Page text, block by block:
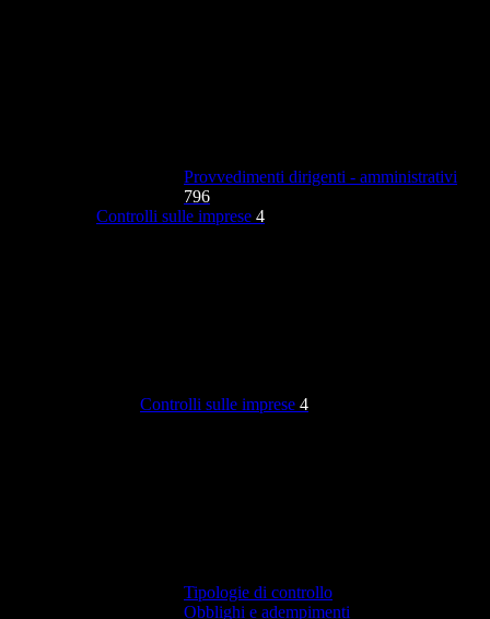
Provvedimenti dirigenti - amministrativi
796
Controlli sulle imprese 4
Controlli sulle imprese 4
Tipologie di controllo
Obblighi e adempimenti